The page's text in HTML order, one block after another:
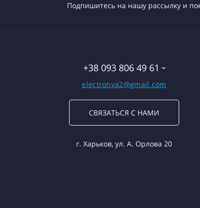
Подпишитесь на нашу рассылку и
+38 093 806 49 61
electronva2@gmail.com
СВЯЗАТЬСЯ С НАМИ
г. Харьков, ул. А. Орлова 20